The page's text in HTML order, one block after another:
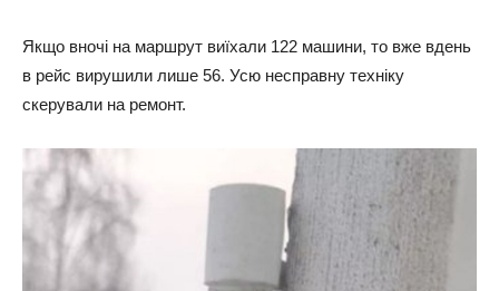
Якщо вночі на маршрут виїхали 122 машини, то вже вдень
в рейс вирушили лише 56. Усю несправну техніку
скерували на ремонт.